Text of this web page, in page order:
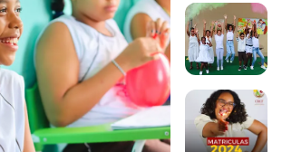
Imagem 1
Imagem 2